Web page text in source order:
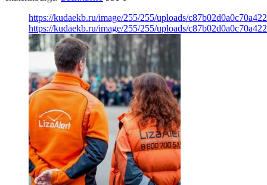
https://kudaekb.ru/image/255/255/uploads/
https://kudaekb.ru/image/255/255/uploads/